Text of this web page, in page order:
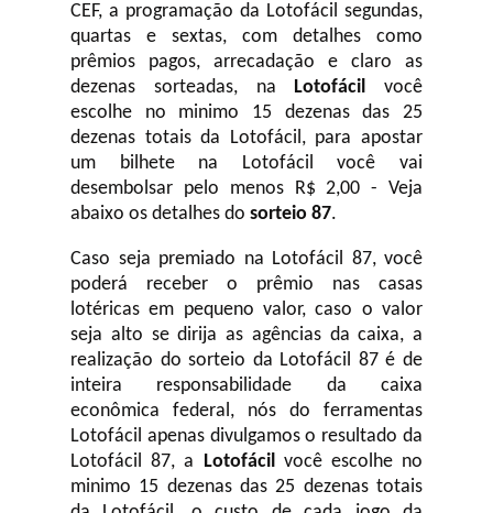
CEF, a programação da Lotofácil segundas,
quartas e sextas, com detalhes como
prêmios pagos, arrecadação e claro as
dezenas sorteadas, na Lotofácil você
escolhe no minimo 15 dezenas das 25
dezenas totais da Lotofácil, para apostar
um bilhete na Lotofácil você vai
desembolsar pelo menos R$ 2,00 - Veja
abaixo os detalhes do sorteio 87.
Caso seja premiado na Lotofácil 87, você
poderá receber o prêmio nas casas
lotéricas em pequeno valor, caso o valor
seja alto se dirija as agências da caixa, a
realização do sorteio da Lotofácil 87 é de
inteira responsabilidade da caixa
econômica federal, nós do ferramentas
Lotofácil apenas divulgamos o resultado da
Lotofácil 87, a Lotofácilvocê escolhe no
minimo 15 dezenas das 25 dezenas totais